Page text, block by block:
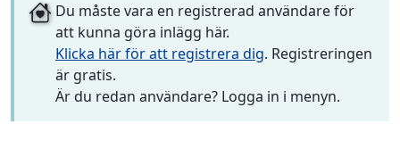
Du måste vara en registrerad användare för
att kunna göra inlägg här.
Klicka här för att registrera dig. Registreringen
är gratis.
Är du redan användare? Logga in i menyn.